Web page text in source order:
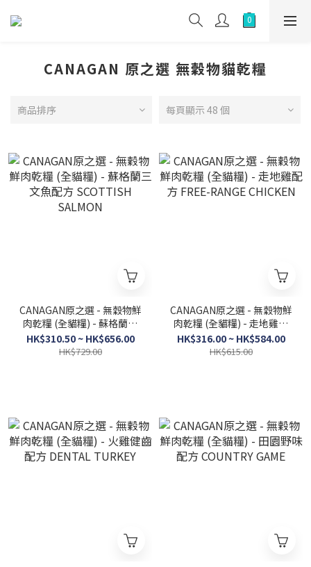
CANAGAN 原之選 無穀物貓乾糧
商品排序 每頁顯示 48 個
CANAGAN原之選 - 無穀物鮮
肉乾糧 (全貓糧) - 蘇格蘭三
文魚配方 SCOTTISH
SALMON
HK$310.50 ~ HK$656.00
HK$729.00
CANAGAN原之選 - 無穀物鮮
肉乾糧 (全貓糧) - 走地雞配
方 FREE-RANGE CHICKEN
HK$316.00 ~ HK$584.00
HK$615.00